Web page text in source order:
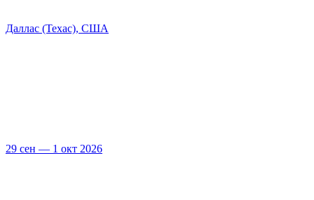
Даллас (Техас), США
29 сен — 1 окт 2026